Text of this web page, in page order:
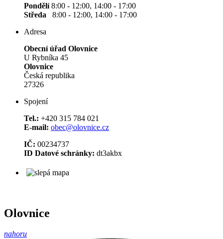
Pondělí8:00 - 12:00, 14:00 - 17:00
Středa 8:00 - 12:00, 14:00 - 17:00
Adresa
Obecní úřad Olovnice
U Rybníka 45
Olovnice
Česká republika
27326
Spojení
Tel.: +420 315 784 021
E-mail: obec@olovnice.cz
IČ: 00234737
ID Datové schránky: dt3akbx
Olovnice
nahoru